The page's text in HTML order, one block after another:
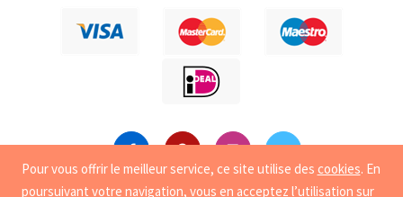
Pour vous offrir le meilleur service, ce site utilise des cookies. En
poursuivant votre navigation, vous en acceptez l’utilisation sur